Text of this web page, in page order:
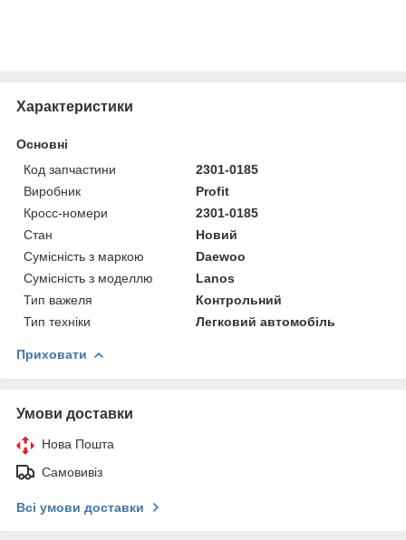
Характеристики
Основні
Код запчастини
2301-0185
Виробник
Profit
Кросс-номери
2301-0185
Стан
Новий
Сумісність з маркою
Daewoo
Сумісність з моделлю
Lanos
Тип важеля
Контрольний
Тип техніки
Легковий автомобіль
Приховати
Умови доставки
Нова Пошта
Самовивіз
Всі умови доставки